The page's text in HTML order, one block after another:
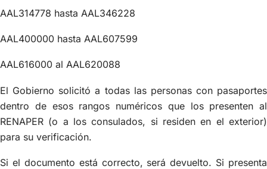
AAL314778 hasta AAL346228
AAL400000 hasta AAL607599
AAL616000 al AAL620088
El Gobierno solicitó a todas las personas con pasaportes
dentro de esos rangos numéricos que los presenten al
RENAPER (o a los consulados, si residen en el exterior)
para su verificación.
Si el documento está correcto, será devuelto. Si presenta